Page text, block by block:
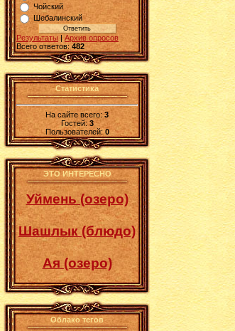
Чойский
Шебалинский
Результаты |Архив опросов
Всего ответов: 482
Статистика
На сайте всего:3
Гостей:3
Пользователей: 0
ЭТО ИНТЕРЕСНО
Уймень (озеро)
Шашлык (блюдо)
Ая (озеро)
Облако тегов